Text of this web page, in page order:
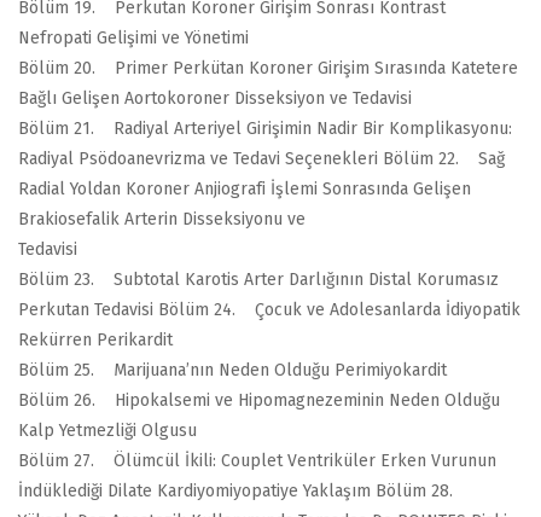
Bölüm 19. Perkutan Koroner Girişim Sonrası Kontrast
Nefropati Gelişimi ve Yönetimi
Bölüm 20. Primer Perkütan Koroner Girişim Sırasında Katetere
Bağlı Gelişen Aortokoroner Disseksiyon ve Tedavisi
Bölüm 21. Radiyal Arteriyel Girişimin Nadir Bir Komplikasyonu:
Radiyal Psödoanevrizma ve Tedavi Seçenekleri Bölüm 22. Sağ
Radial Yoldan Koroner Anjiografi İşlemi Sonrasında Gelişen
Brakiosefalik Arterin Disseksiyonu ve
Tedavisi
Bölüm 23. Subtotal Karotis Arter Darlığının Distal Korumasız
Perkutan Tedavisi Bölüm 24. Çocuk ve Adolesanlarda İdiyopatik
Rekürren Perikardit
Bölüm 25. Marijuana’nın Neden Olduğu Perimiyokardit
Bölüm 26. Hipokalsemi ve Hipomagnezeminin Neden Olduğu
Kalp Yetmezliği Olgusu
Bölüm 27. Ölümcül İkili: Couplet Ventriküler Erken Vurunun
İndüklediği Dilate Kardiyomiyopatiye Yaklaşım Bölüm 28.